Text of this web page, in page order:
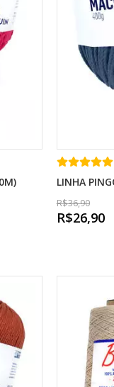
LINHA
R$36,90
R$26,90